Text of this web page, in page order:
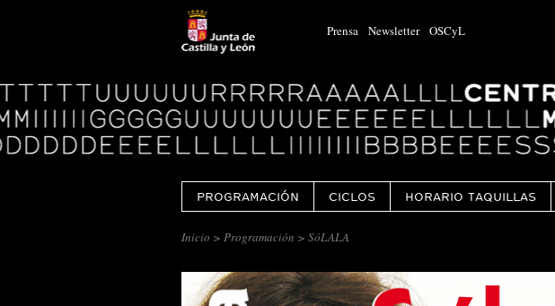
Prensa Newsletter OSCyL
Logo
Centro
Cultural
Miguel
Delibes
PROGRAMACIÓN CICLOS HORARIO TAQUILLAS
Inicio > Programación > SóLALA